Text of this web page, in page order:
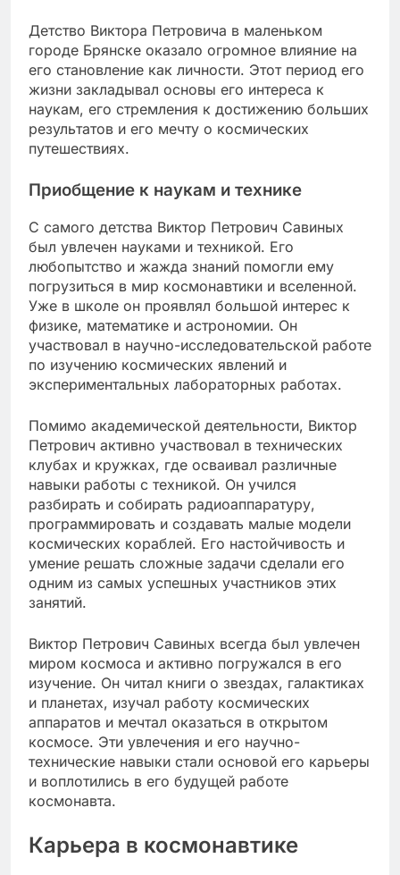
Детство Виктора Петровича в маленьком
городе Брянске оказало огромное влияние на
его становление как личности. Этот период его
жизни закладывал основы его интереса к
наукам, его стремления к достижению больших
результатов и его мечту о космических
путешествиях.
Приобщение к наукам и технике
С самого детства Виктор Петрович Савиных
был увлечен науками и техникой. Его
любопытство и жажда знаний помогли ему
погрузиться в мир космонавтики и вселенной.
Уже в школе он проявлял большой интерес к
физике, математике и астрономии. Он
участвовал в научно-исследовательской работе
по изучению космических явлений и
экспериментальных лабораторных работах.
Помимо академической деятельности, Виктор
Петрович активно участвовал в технических
клубах и кружках, где осваивал различные
навыки работы с техникой. Он учился
разбирать и собирать радиоаппаратуру,
программировать и создавать малые модели
космических кораблей. Его настойчивость и
умение решать сложные задачи сделали его
одним из самых успешных участников этих
занятий.
Виктор Петрович Савиных всегда был увлечен
миром космоса и активно погружался в его
изучение. Он читал книги о звездах, галактиках
и планетах, изучал работу космических
аппаратов и мечтал оказаться в открытом
космосе. Эти увлечения и его научно-
технические навыки стали основой его карьеры
и воплотились в его будущей работе
космонавта.
Карьера в космонавтике